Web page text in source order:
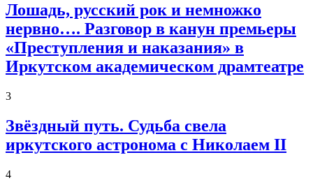
Лошадь, русский рок и немножко
нервно…. Разговор в канун премьеры
«Преступления и наказания» в
Иркутском академическом драмтеатре
3
Звёздный путь. Судьба свела
иркутского астронома с Николаем II
4